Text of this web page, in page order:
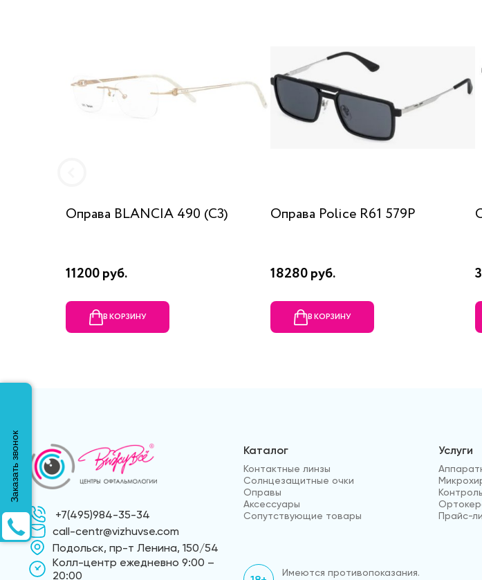
Оправа BLANCIA 490 (C3)
11200 руб.
В КОРЗИНУ
Оправа Police R61 579P
18280 руб.
В КОРЗИНУ
+7(495)984-35-34
call-centr@vizhuvse.com
Подольск, пр-т Ленина, 150/54
Kолл-центр ежедневно 9:00 –
20:00
Каталог
Контактные линзы
Солнцезащитные очки
Оправы
Аксессуары
Сопутствующие товары
Услуги
Прайс-
Имеются противопоказания.
Заказать звонок